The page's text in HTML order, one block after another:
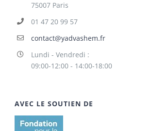
75007 Paris
01 47 20 99 57
contact@yadvashem.fr
Lundi - Vendredi :
09:00-12:00 - 14:00-18:00
AVEC LE SOUTIEN DE